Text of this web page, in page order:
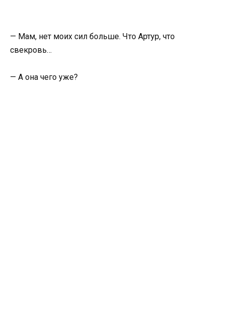
— Мам, нет моих сил больше. Что Артур, что
свекровь…
— А она чего уже?